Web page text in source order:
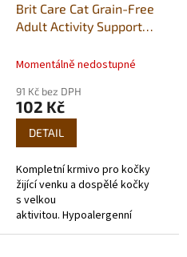
Brit Care Cat Grain-Free
Adult Activity Support
Momentálně nedostupné
91 Kč bez DPH
102 Kč
DETAIL
Kompletní krmivo pro kočky
žijící venku a dospělé kočky
s velkou
aktivitou. Hypoalergenní
receptura čerstvé kuře a krůta.